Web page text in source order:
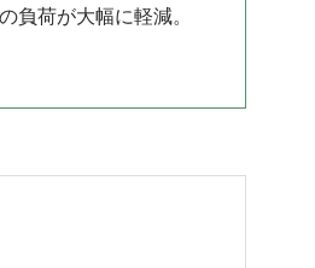
負荷が大幅に軽減。